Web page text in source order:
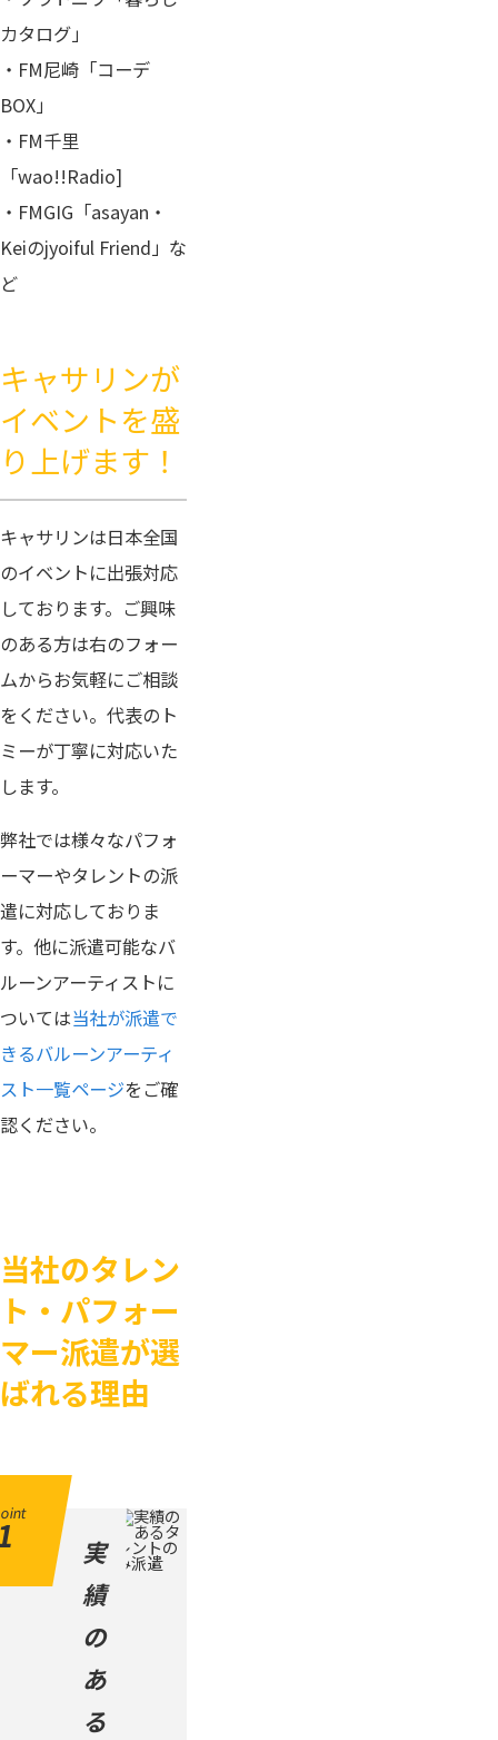
カタログ」
・FM尼崎「コーデ
BOX」
・FM千里
「wao!!Radio]
・FMGIG「asayan・
Keiのjyoiful Friend」な
ど
キャサリンが
イベントを盛
り上げます！
キャサリンは日本全国
のイベントに出張対応
しております。ご興味
のある方は右のフォー
ムからお気軽にご相談
をください。代表のト
ミーが丁寧に対応いた
します。
弊社では様々なパフォ
ーマーやタレントの派
遣に対応しておりま
す。他に派遣可能なバ
ルーンアーティストに
ついては当社が派遣で
きるバルーンアーティ
スト一覧ページをご確
認ください。
当社のタレン
ト・パフォー
マー派遣が選
ばれる理由
実
績
の
あ
る